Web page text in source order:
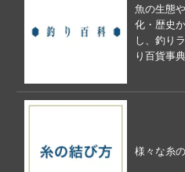
魚の生態
化・歴史
し、釣り
り百貨事典
様々な糸